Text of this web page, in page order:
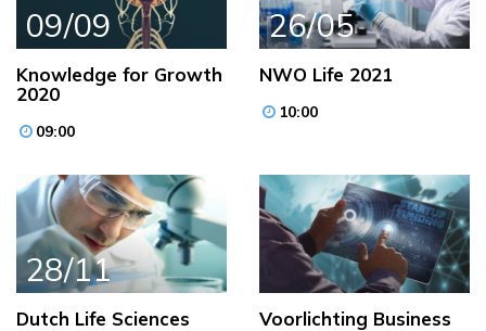
09/09
Knowledge for Growth
2020
09:00
26/05
NWO Life 2021
10:00
28/11
Dutch Life Sciences
Voorlichting Business